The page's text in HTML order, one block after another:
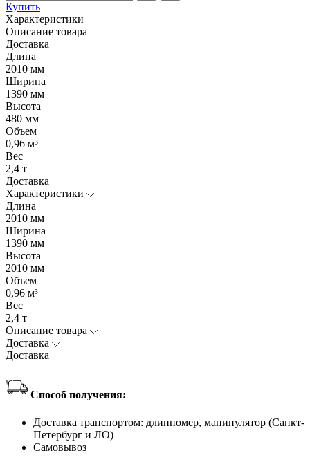
Купить
Характеристики
Описание товара
Доставка
Длина
2010 мм
Ширина
1390 мм
Высота
480 мм
Объем
0,96 м³
Вес
2,4 т
Доставка
Характеристики
Длина
2010 мм
Ширина
1390 мм
Высота
2010 мм
Объем
0,96 м³
Вес
2,4 т
Описание товара
Доставка
Доставка
Способ получения:
Доставка транспортом: длинномер, манипулятор (Санкт-
Петербург и ЛО)
Самовывоз